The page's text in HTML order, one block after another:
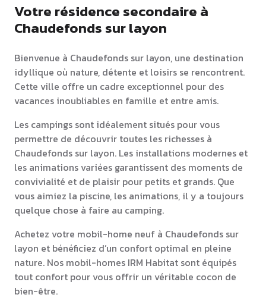
Votre résidence secondaire à
Chaudefonds sur layon
Bienvenue à Chaudefonds sur layon, une destination
idyllique où nature, détente et loisirs se rencontrent.
Cette ville offre un cadre exceptionnel pour des
vacances inoubliables en famille et entre amis.
Les campings sont idéalement situés pour vous
permettre de découvrir toutes les richesses à
Chaudefonds sur layon. Les installations modernes et
les animations variées garantissent des moments de
convivialité et de plaisir pour petits et grands. Que
vous aimiez la piscine, les animations, il y a toujours
quelque chose à faire au camping.
Achetez votre mobil-home neuf à Chaudefonds sur
layon et bénéficiez d’un confort optimal en pleine
nature. Nos mobil-homes IRM Habitat sont équipés
tout confort pour vous offrir un véritable cocon de
bien-être.